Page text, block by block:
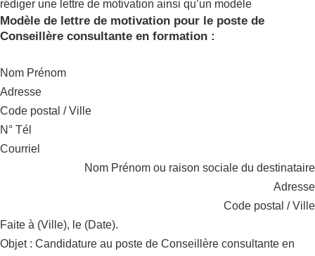
rédiger une lettre de motivation ainsi qu’un modèle
Modèle de lettre de motivation pour le poste de
Conseillère consultante en formation :
Nom Prénom
Adresse
Code postal / Ville
N° Tél
Courriel
Nom Prénom ou raison sociale du destinataire
Adresse
Code postal / Ville
Faite à (Ville), le (Date).
Objet : Candidature au poste de Conseillère consultante en